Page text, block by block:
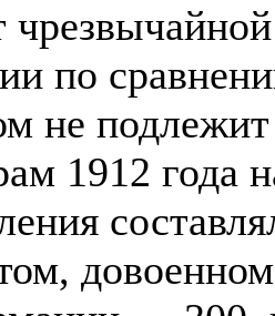
по
не
1912 года